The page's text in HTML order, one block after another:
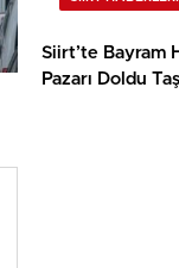
Siirt’te Bayram
Pazarı Doldu